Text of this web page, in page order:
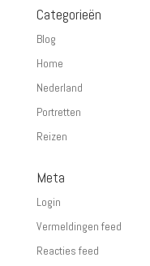
Categorieën
Blog
Home
Nederland
Portretten
Reizen
Meta
Login
Vermeldingen feed
Reacties feed